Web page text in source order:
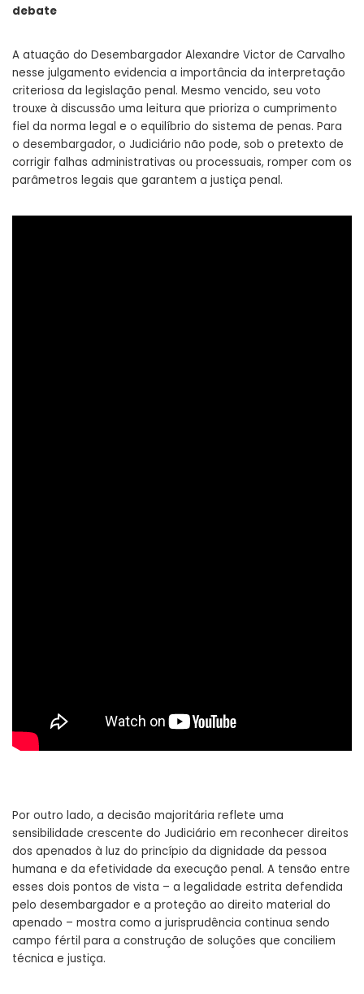
debate
A atuação do Desembargador Alexandre Victor de Carvalho
nesse julgamento evidencia a importância da interpretação
criteriosa da legislação penal. Mesmo vencido, seu voto
trouxe à discussão uma leitura que prioriza o cumprimento
fiel da norma legal e o equilíbrio do sistema de penas. Para
o desembargador, o Judiciário não pode, sob o pretexto de
corrigir falhas administrativas ou processuais, romper com os
parâmetros legais que garantem a justiça penal.
Por outro lado, a decisão majoritária reflete uma
sensibilidade crescente do Judiciário em reconhecer direitos
dos apenados à luz do princípio da dignidade da pessoa
humana e da efetividade da execução penal. A tensão entre
esses dois pontos de vista – a legalidade estrita defendida
pelo desembargador e a proteção ao direito material do
apenado – mostra como a jurisprudência continua sendo
campo fértil para a construção de soluções que conciliem
técnica e justiça.